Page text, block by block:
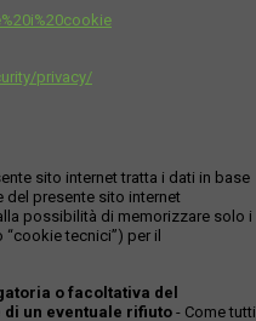
privacy/
sito internet tratta i dati in base
del presente sito internet
possibilità di memorizzare solo i
tecnici”) per il
o facoltativa del
un eventuale rifiuto - Come tutti